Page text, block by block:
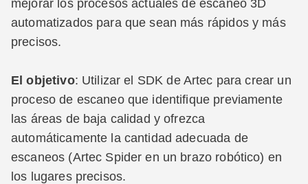
mejorar los procesos actuales de escaneo 3D
automatizados para que sean más rápidos y más
precisos.
El objetivo: Utilizar el SDK de Artec para crear un
proceso de escaneo que identifique previamente
las áreas de baja calidad y ofrezca
automáticamente la cantidad adecuada de
escaneos (Artec Spider en un brazo robótico) en
los lugares precisos.